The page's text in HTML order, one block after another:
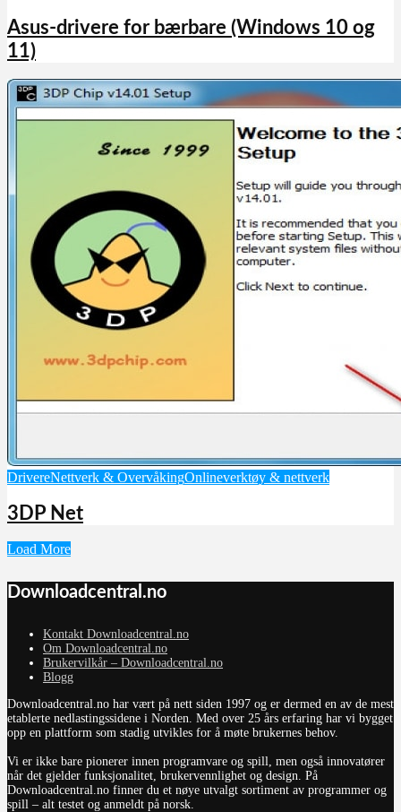
Asus-drivere for bærbare (Windows 10 og
11)
DrivereNettverk & OvervåkingOnlineverktøy & nettverk
3DP Net
Load More
Downloadcentral.no
Kontakt Downloadcentral.no
Om Downloadcentral.no
Brukervilkår – Downloadcentral.no
Blogg
Downloadcentral.no har vært på nett siden 1997 og er dermed en av de mest
etablerte nedlastingssidene i Norden. Med over 25 års erfaring har vi bygget
opp en plattform som stadig utvikles for å møte brukernes behov.
Vi er ikke bare pionerer innen programvare og spill, men også innovatører
når det gjelder funksjonalitet, brukervennlighet og design. På
Downloadcentral.no finner du et nøye utvalgt sortiment av programmer og
spill – alt testet og anmeldt på norsk.